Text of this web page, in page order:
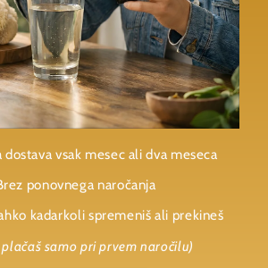
vsak mesec ali dva meseca
ponovnega naročanja
kadarkoli spremeniš ali prekineš
samo pri prvem naročilu)